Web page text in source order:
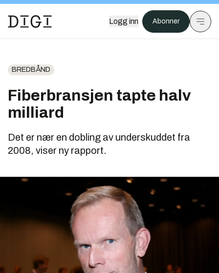
Logg inn Abonner
BREDBÅND
Fiberbransjen tapte halv
milliard
Det er nær en dobling av underskuddet fra
2008, viser ny rapport.